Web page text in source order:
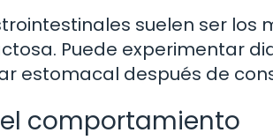
suelen ser los
Puede experimentar
estomacal después de
comportamiento